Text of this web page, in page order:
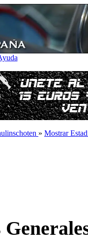
» Mostrar